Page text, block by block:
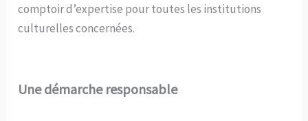
comptoir d’expertise pour toutes les institutions
culturelles concernées.
Une démarche responsable